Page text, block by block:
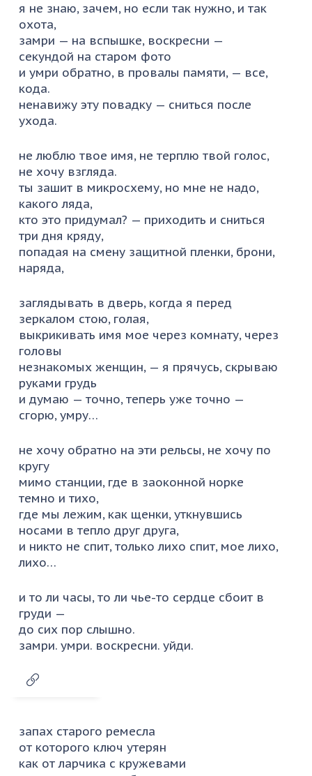
я не знаю, зачем, но если так нужно, и так
охота,
замри — на вспышке, воскресни —
секундой на старом фото
и умри обратно, в провалы памяти, — все,
кода.
ненавижу эту повадку — сниться после
ухода.
не люблю твое имя, не терплю твой голос,
не хочу взгляда.
ты зашит в микросхему, но мне не надо,
какого ляда,
кто это придумал? — приходить и сниться
три дня кряду,
попадая на смену защитной пленки, брони,
наряда,
заглядывать в дверь, когда я перед
зеркалом стою, голая,
выкрикивать имя мое через комнату, через
головы
незнакомых женщин, — я прячусь, скрываю
руками грудь
и думаю — точно, теперь уже точно —
сгорю, умру…
не хочу обратно на эти рельсы, не хочу по
кругу
мимо станции, где в заоконной норке
темно и тихо,
где мы лежим, как щенки, уткнувшись
носами в тепло друг друга,
и никто не спит, только лихо спит, мое лихо,
лихо…
и то ли часы, то ли чье-то сердце сбоит в
груди —
до сих пор слышно.
замри. умри. воскресни. уйди.
запах старого ремесла
от которого ключ утерян
как от ларчика с кружевами